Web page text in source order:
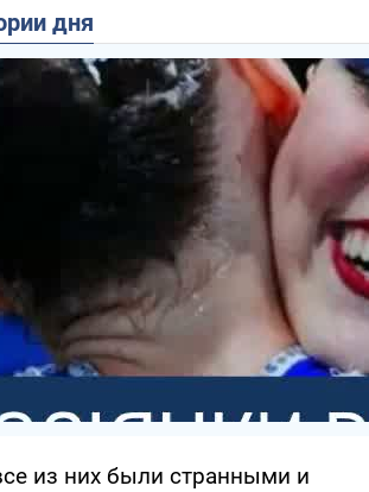
дня
из них были странными и